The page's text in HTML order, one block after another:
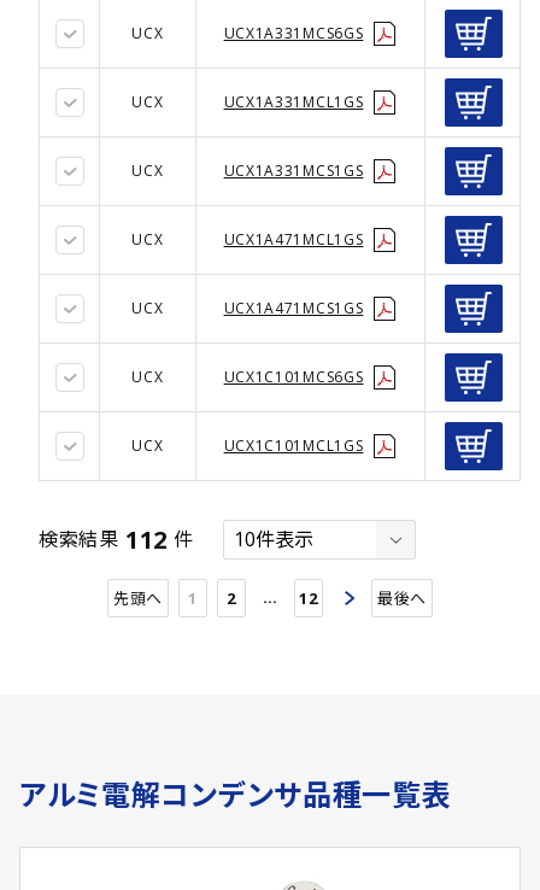
UCX UCX1A331MCS6GS
UCX UCX1A331MCL1GS
UCX UCX1A331MCS1GS
UCX UCX1A471MCL1GS
UCX UCX1A471MCS1GS
UCX UCX1C101MCS6GS
UCX UCX1C101MCL1GS
検索結果 112 件
先頭へ 1 2 … 12 最後へ
アルミ電解コンデンサ品種一覧表